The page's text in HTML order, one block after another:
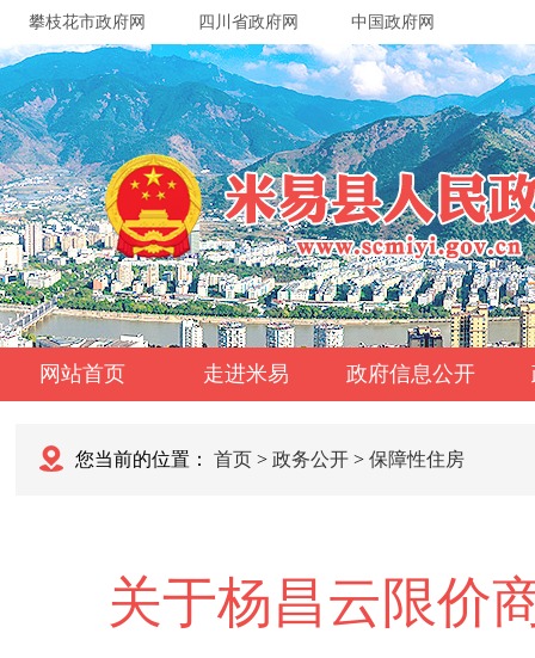
攀枝花市政府网 四川省政府网 中国政府网
网站首页 走进米易 政府信息公开
您当前的位置： 首页 > 政务公开 > 保障性住房
关于杨昌云限价